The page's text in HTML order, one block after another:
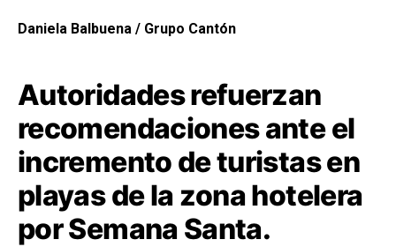
Daniela Balbuena / Grupo Cantón
Autoridades refuerzan
recomendaciones ante el
incremento de turistas en
playas de la zona hotelera
por Semana Santa.